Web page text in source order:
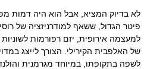
לא בדיוק המציא, אבל הוא היה דמות
פיטר הגדול, ששאף למודרניזציה של
למעצמה אירופית, יזם רפורמות
של האלפבית הקירילי. הצורך לייצג
לשפה בתקופתו, במיוחד מגרמנית